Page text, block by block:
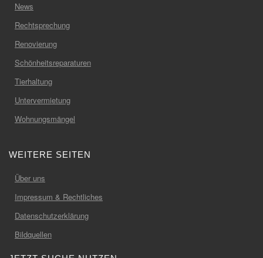
News
Rechtsprechung
Renovierung
Schönheitsreparaturen
Tierhaltung
Untervermietung
Wohnungsmängel
WEITERE SEITEN
Über uns
Impressum & Rechtliches
Datenschutzerklärung
Bildquellen